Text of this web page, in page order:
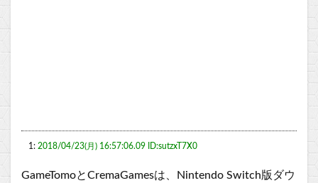
1: 2018/04/23(月) 16:57:06.09 ID:sutzxT7X0
GameTomoとCremaGamesは、Nintendo Switch版ダウ